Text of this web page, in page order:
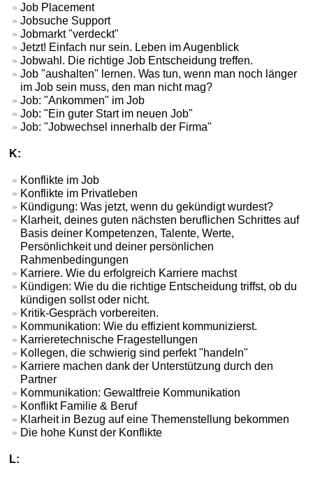
Job Placement
Jobsuche Support
Jobmarkt "verdeckt"
Jetzt! Einfach nur sein. Leben im Augenblick
Jobwahl. Die richtige Job Entscheidung treffen.
Job "aushalten" lernen. Was tun, wenn man noch länger
im Job sein muss, den man nicht mag?
Job: "Ankommen" im Job
Job: "Ein guter Start im neuen Job"
Job: "Jobwechsel innerhalb der Firma"
K:
Konflikte im Job
Konflikte im Privatleben
Kündigung: Was jetzt, wenn du gekündigt wurdest?
Klarheit, deines guten nächsten beruflichen Schrittes auf
Basis deiner Kompetenzen, Talente, Werte,
Persönlichkeit und deiner persönlichen
Rahmenbedingungen
Karriere. Wie du erfolgreich Karriere machst
Kündigen: Wie du die richtige Entscheidung triffst, ob du
kündigen sollst oder nicht.
Kritik-Gespräch vorbereiten.
Kommunikation: Wie du effizient kommunizierst.
Karrieretechnische Fragestellungen
Kollegen, die schwierig sind perfekt "handeln"
Karriere machen dank der Unterstützung durch den
Partner
Kommunikation: Gewaltfreie Kommunikation
Konflikt Familie & Beruf
Klarheit in Bezug auf eine Themenstellung bekommen
Die hohe Kunst der Konflikte
L: